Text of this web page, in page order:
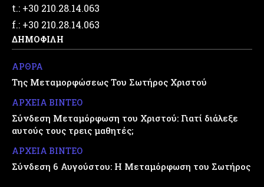
t.: +30 210.28.14.063
f.: +30 210.28.14.063
ΔΗΜΟΦΙΛΗ
ΑΡΘΡΑ
Της Μεταμορφώσεως Του Σωτήρος Χριστού
ΑΡΧΕΙΑ ΒΙΝΤΕΟ
Σύνδεση Μεταμόρφωση του Χριστού: Γιατί διάλεξε
αυτούς τους τρεις μαθητές;
ΑΡΧΕΙΑ ΒΙΝΤΕΟ
Σύνδεση 6 Αυγούστου: Η Μεταμόρφωση του Σωτήρος